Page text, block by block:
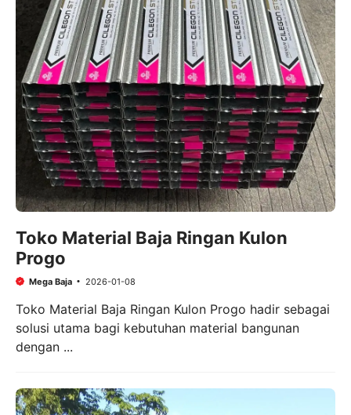
Toko Material Baja Ringan Kulon
Progo
Mega Baja 2026-01-08
Toko Material Baja Ringan Kulon Progo hadir sebagai
solusi utama bagi kebutuhan material bangunan
dengan ...